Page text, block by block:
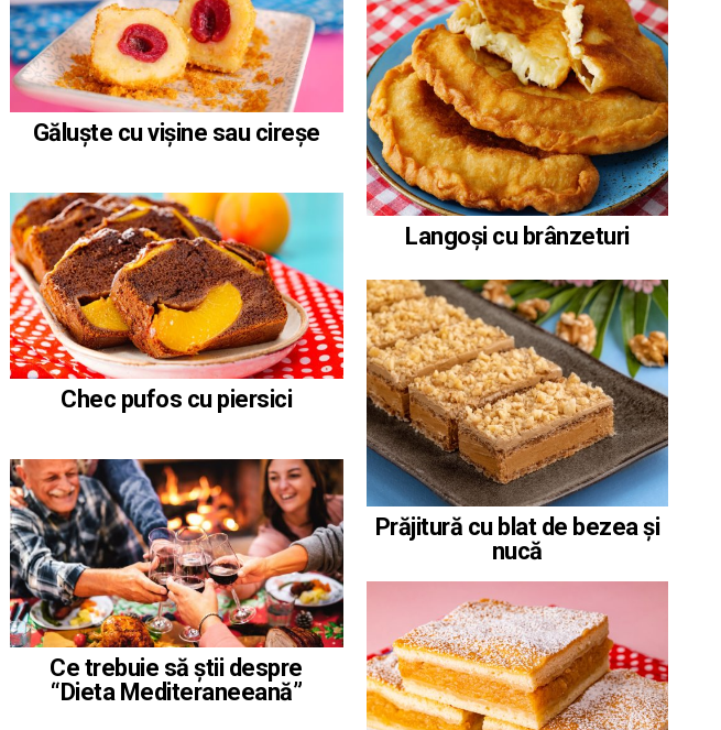
Găluște cu vișine sau cireșe
Chec pufos cu piersici
Ce trebuie să știi despre
“Dieta Mediteraneeană”
Langoși cu brânzeturi
Prăjitură cu blat de bezea și
nucă